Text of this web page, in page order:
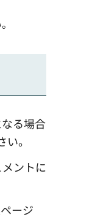
る場合
。
ントに
ージ